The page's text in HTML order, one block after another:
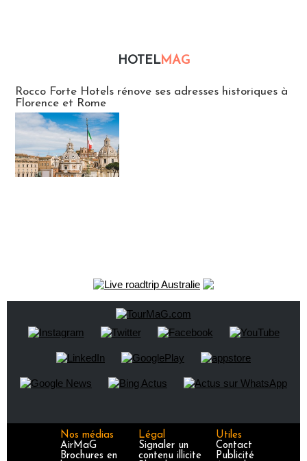
HOTELMAG
Rocco Forte Hotels rénove ses adresses historiques à
Florence et Rome
Nos médias
AirMaG
Brochures en
Légal
Signaler un
contenu illicite
Utiles
Contact
Publicité